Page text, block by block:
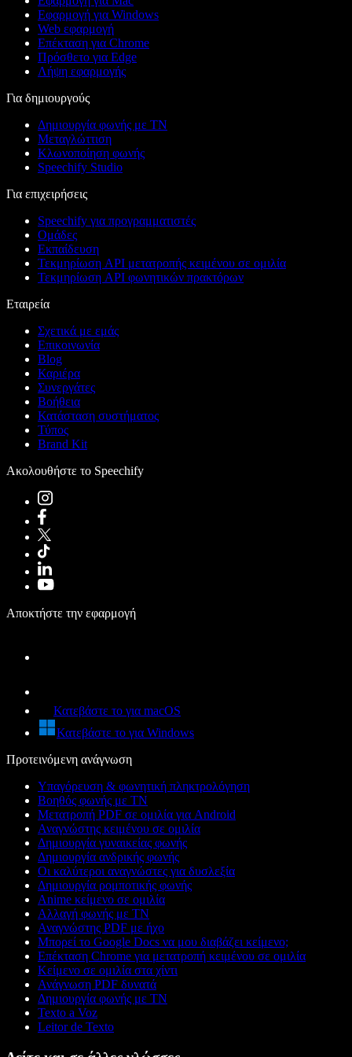
Εφαρμογή για Windows
Web εφαρμογή
Επέκταση για Chrome
Πρόσθετο για Edge
Λήψη εφαρμογής
Για δημιουργούς
Δημιουργία φωνής με ΤΝ
Μεταγλώττιση
Κλωνοποίηση φωνής
Speechify Studio
Για επιχειρήσεις
Speechify για προγραμματιστές
Ομάδες
Εκπαίδευση
Τεκμηρίωση API μετατροπής κειμένου σε ομιλία
Τεκμηρίωση API φωνητικών πρακτόρων
Εταιρεία
Σχετικά με εμάς
Επικοινωνία
Blog
Καριέρα
Συνεργάτες
Βοήθεια
Κατάσταση συστήματος
Τύπος
Brand Kit
Ακολουθήστε το Speechify
Αποκτήστε την εφαρμογή
Κατεβάστε το για macOS
Κατεβάστε το για Windows
Προτεινόμενη ανάγνωση
Υπαγόρευση & φωνητική πληκτρολόγηση
Βοηθός φωνής με ΤΝ
Μετατροπή PDF σε ομιλία για Android
Αναγνώστης κειμένου σε ομιλία
Δημιουργία γυναικείας φωνής
Δημιουργία ανδρικής φωνής
Οι καλύτεροι αναγνώστες για δυσλεξία
Δημιουργία ρομποτικής φωνής
Anime κείμενο σε ομιλία
Αλλαγή φωνής με ΤΝ
Αναγνώστης PDF με ήχο
Μπορεί το Google Docs να μου διαβάζει κείμενο;
Επέκταση Chrome για μετατροπή κειμένου σε ομιλία
Κείμενο σε ομιλία στα χίντι
Ανάγνωση PDF δυνατά
Δημιουργία φωνής με ΤΝ
Texto a Voz
Leitor de Texto